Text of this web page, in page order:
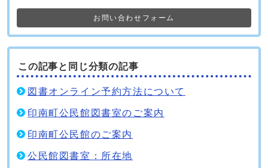
お問い合わせフォーム
この記事と同じ分類の記事
図書オンライン予約方法について
印南町公民館図書室のご案内
印南町公民館のご案内
公民館図書室：所在地